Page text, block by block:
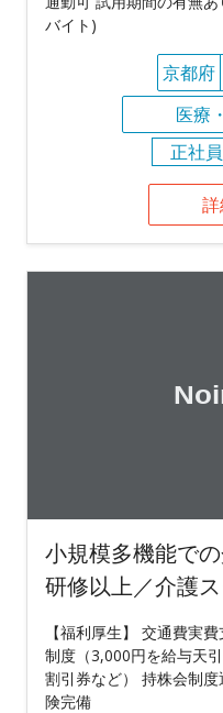
バイト)
京都府
医療
正社員
小規模多機能で
研修以上／介護
【福利厚生】 交通費実
制度（3,000円を給与天
割引券など） 持株会制
険完備